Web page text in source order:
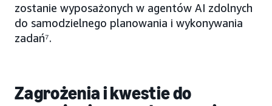
zostanie wyposażonych w agentów AI zdolnych
do samodzielnego planowania i wykonywania
zadań⁷.
Zagrożenia i kwestie do